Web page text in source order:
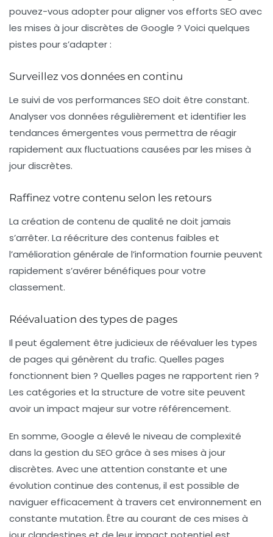
pouvez-vous adopter pour aligner vos efforts SEO avec
les mises à jour discrètes de Google ? Voici quelques
pistes pour s’adapter :
Surveillez vos données en continu
Le suivi de vos performances SEO doit être constant.
Analyser vos données régulièrement et identifier les
tendances émergentes vous permettra de réagir
rapidement aux fluctuations causées par les mises à
jour discrètes.
Raffinez votre contenu selon les retours
La création de contenu de qualité ne doit jamais
s’arrêter. La réécriture des contenus faibles et
l’amélioration générale de l’information fournie peuvent
rapidement s’avérer bénéfiques pour votre
classement.
Réévaluation des types de pages
Il peut également être judicieux de réévaluer les types
de pages qui génèrent du trafic. Quelles pages
fonctionnent bien ? Quelles pages ne rapportent rien ?
Les catégories et la structure de votre site peuvent
avoir un impact majeur sur votre référencement.
En somme, Google a élevé le niveau de complexité
dans la gestion du SEO grâce à ses mises à jour
discrètes. Avec une attention constante et une
évolution continue des contenus, il est possible de
naviguer efficacement à travers cet environnement en
constante mutation. Être au courant de ces mises à